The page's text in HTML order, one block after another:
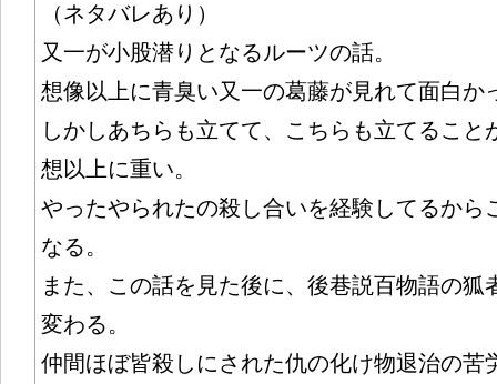
（ネタバレあり）
又一が小股潜りとなるルーツの話。
想像以上に青臭い又一の葛藤が見れて面白か
しかしあちらも立てて、こちらも立てること
想以上に重い。
やったやられたの殺し合いを経験してるから
なる。
また、この話を見た後に、後巷説百物語の狐
変わる。
仲間ほぼ皆殺しにされた仇の化け物退治の苦